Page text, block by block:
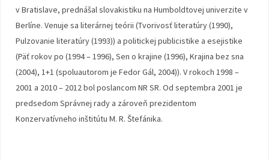
v Bratislave, prednášal slovakistiku na Humboldtovej univerzite v
Berlíne. Venuje sa literárnej teórii (Tvorivosť literatúry (1990),
Pulzovanie literatúry (1993)) a politickej publicistike a esejistike
(Päť rokov po (1994 – 1996), Sen o krajine (1996), Krajina bez sna
(2004), 1+1 (spoluautorom je Fedor Gál, 2004)). V rokoch 1998 –
2001 a 2010 – 2012 bol poslancom NR SR. Od septembra 2001 je
predsedom Správnej rady a zároveň prezidentom
Konzervatívneho inštitútu M. R. Štefánika.